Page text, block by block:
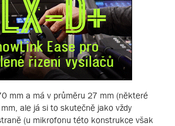
mm a má v průměru 27 mm (některé
ale já si to skutečně jako vždy
(u mikrofonu této konstrukce však